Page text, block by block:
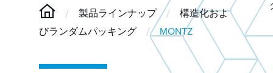
/ 製品ラインナップ /
構造化およ
びランダムパッキング
/ MONTZ